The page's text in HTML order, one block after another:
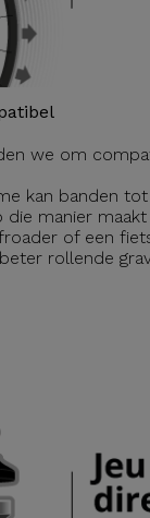
we om
kan banden
die manier
of een
rollende